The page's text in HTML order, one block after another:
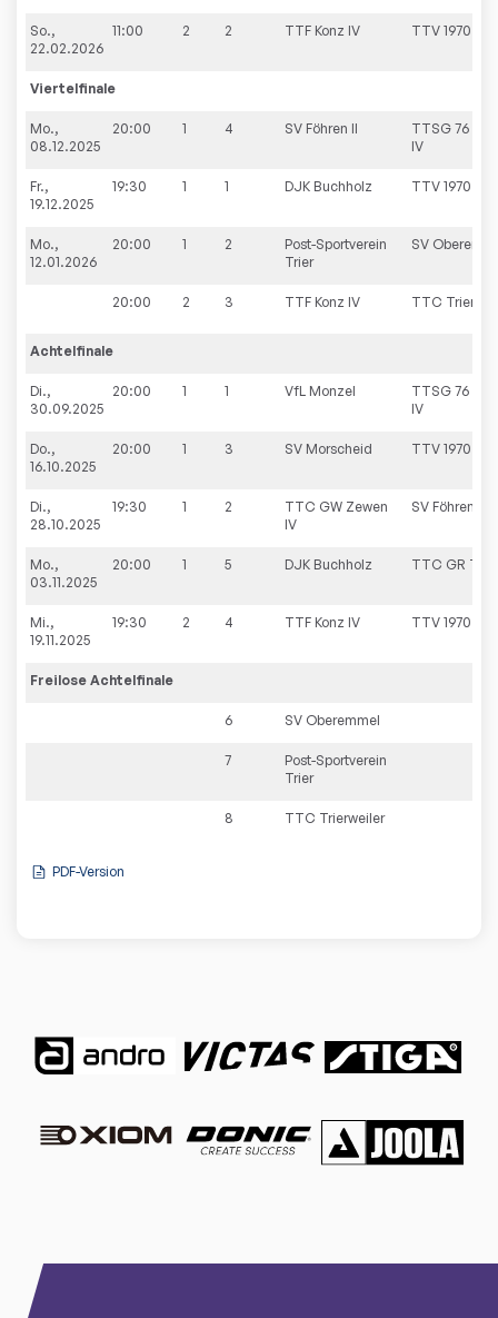
So.,
22.02.2026
11:00 2 2 TTF Konz IV TTV 1970
Viertelfinale
Mo.,
08.12.2025
20:00 1 4 SV Föhren II
TTSG 76
IV
Fr.,
19.12.2025
19:30 1 1 DJK Buchholz TTV 1970
Mo.,
12.01.2026
20:00 1 2
Post-Sportverein
Trier
SV
20:00 2 3 TTF Konz IV TTC
Achtelfinale
Di.,
30.09.2025
20:00 1 1 VfL Monzel
TTSG 76
IV
Do.,
16.10.2025
20:00 1 3 SV Morscheid TTV 1970
Di.,
28.10.2025
19:30 1 2
TTC GW Zewen
IV
SV Föhren II
Mo.,
03.11.2025
20:00 1 5 DJK Buchholz TTC GR
Mi.,
19.11.2025
19:30 2 4 TTF Konz IV TTV 1970
Freilose Achtelfinale
6 SV Oberemmel
7
Post-Sportverein
Trier
8 TTC Trierweiler
PDF-Version